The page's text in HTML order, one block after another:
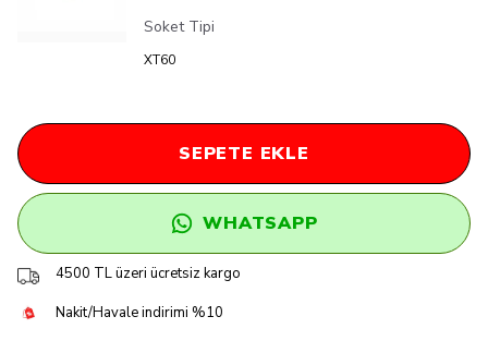
Soket Tipi
XT60
SEPETE EKLE
WHATSAPP
4500 TL üzeri ücretsiz kargo
Nakit/Havale indirimi %10